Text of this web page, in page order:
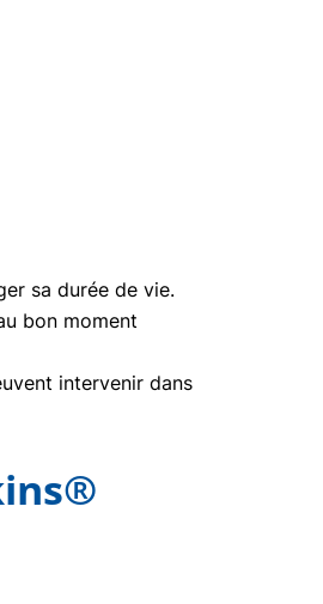
sa durée de vie.
bon moment
intervenir dans